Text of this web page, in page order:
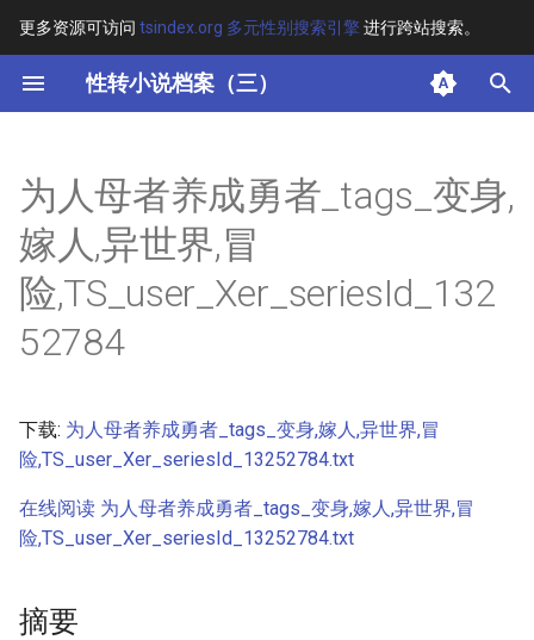
更多资源可访问 tsindex.org 多元性别搜索引擎进行跨站搜索。
性转小说档案（三）
键
开
始
搜
索
其他信息
正文
为人母者养成勇者_tags_变身,
嫁人,异世界,冒
险,TS_user_Xer_seriesId_132
52784
下载: 为人母者养成勇者_tags_变身,嫁人,异世界,冒
险,TS_user_Xer_seriesId_13252784.txt
在线阅读 为人母者养成勇者_tags_变身,嫁人,异世界,冒
险,TS_user_Xer_seriesId_13252784.txt
摘要